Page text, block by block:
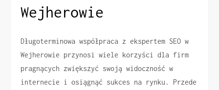
Wejherowie
Długoterminowa współpraca z ekspertem SEO w
Wejherowie przynosi wiele korzyści dla firm
pragnących zwiększyć swoją widoczność w
internecie i osiągnąć sukces na rynku. Przede